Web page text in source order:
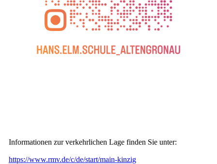
Informationen zur verkehrlichen Lage finden Sie unter:
https://www.rmv.de/c/de/start/main-kinzig